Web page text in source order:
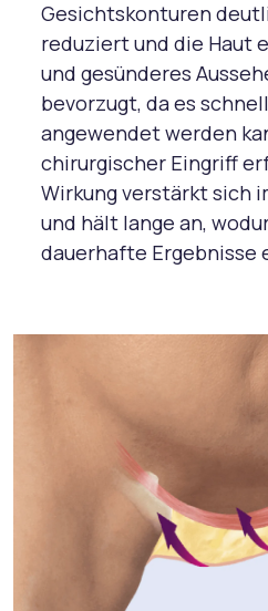
Gesichtskonturen
reduziert und die Haut
und gesünderes
bevorzugt, da es
angewendet werden
chirurgischer Eingriff
Wirkung verstärkt sich
und hält lange an,
dauerhafte Ergebnisse